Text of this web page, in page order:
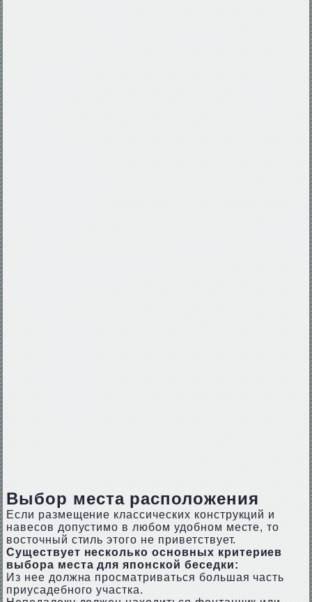
Выбор места расположения
Если размещение классических конструкций и
навесов допустимо в любом удобном месте, то
восточный стиль этого не приветствует.
Существует несколько основных критериев
выбора места для японской беседки:
Из нее должна просматриваться большая часть
приусадебного участка.